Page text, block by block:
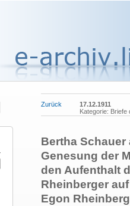
Zurück
17.12.1911
Kategorie: Briefe
Bertha
Genesung der
den Aufenthalt
Rheinberger
Egon